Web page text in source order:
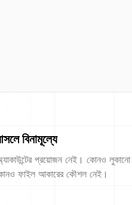
বিনামূল্যে
প্রয়োজন নেই। কোনও লুকানো
ফাইল আকারের কৌশল নেই।